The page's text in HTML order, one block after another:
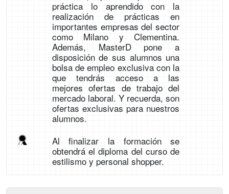
práctica lo aprendido con la
realización de prácticas en
importantes empresas del sector
como Milano y Clementina.
Además, MasterD pone a
disposición de sus alumnos una
bolsa de empleo exclusiva con la
que tendrás acceso a las
mejores ofertas de trabajo del
mercado laboral. Y recuerda, son
ofertas exclusivas para nuestros
alumnos.
Al finalizar la formación se
obtendrá el diploma del curso de
estilismo y personal shopper.